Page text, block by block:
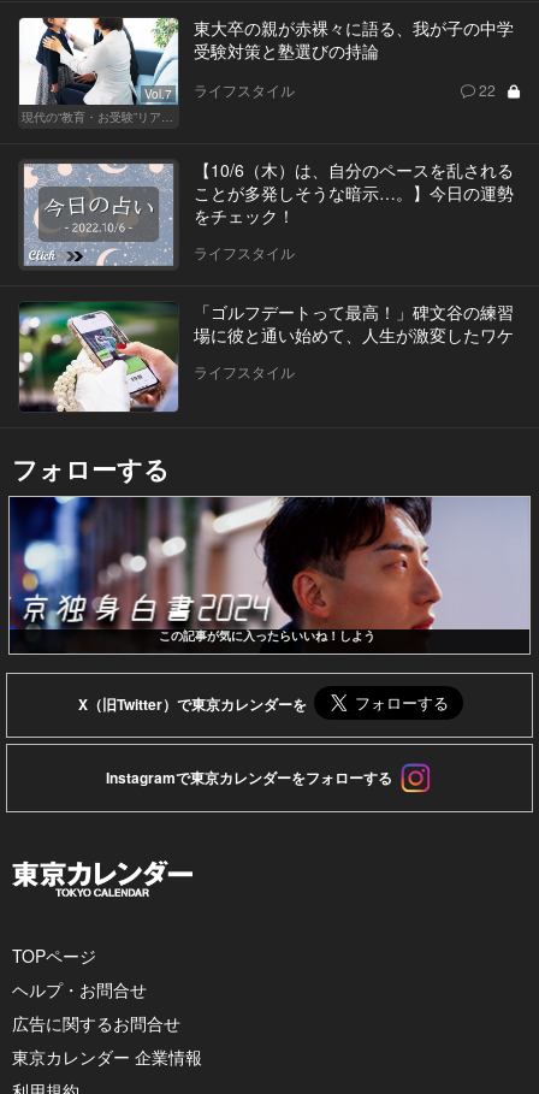
Vol.7
東大卒の親が赤裸々に語る、我が子の中学
受験対策と塾選びの持論
ライフスタイル 22
【10/6（木）は、自分のペースを乱される
ことが多発しそうな暗示…。】今日の運勢
をチェック！
ライフスタイル
「ゴルフデートって最高！」碑文谷の練習
場に彼と通い始めて、人生が激変したワケ
ライフスタイル
フォローする
この記事が気に入ったらいいね！しよう
X（旧Twitter）で東京カレンダーを
Instagramで東京カレンダーをフォローする
TOPページ
ヘルプ・お問合せ
広告に関するお問合せ
東京カレンダー 企業情報